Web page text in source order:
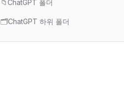
📁ChatGPT 폴더
🗂️ChatGPT 하위 폴더